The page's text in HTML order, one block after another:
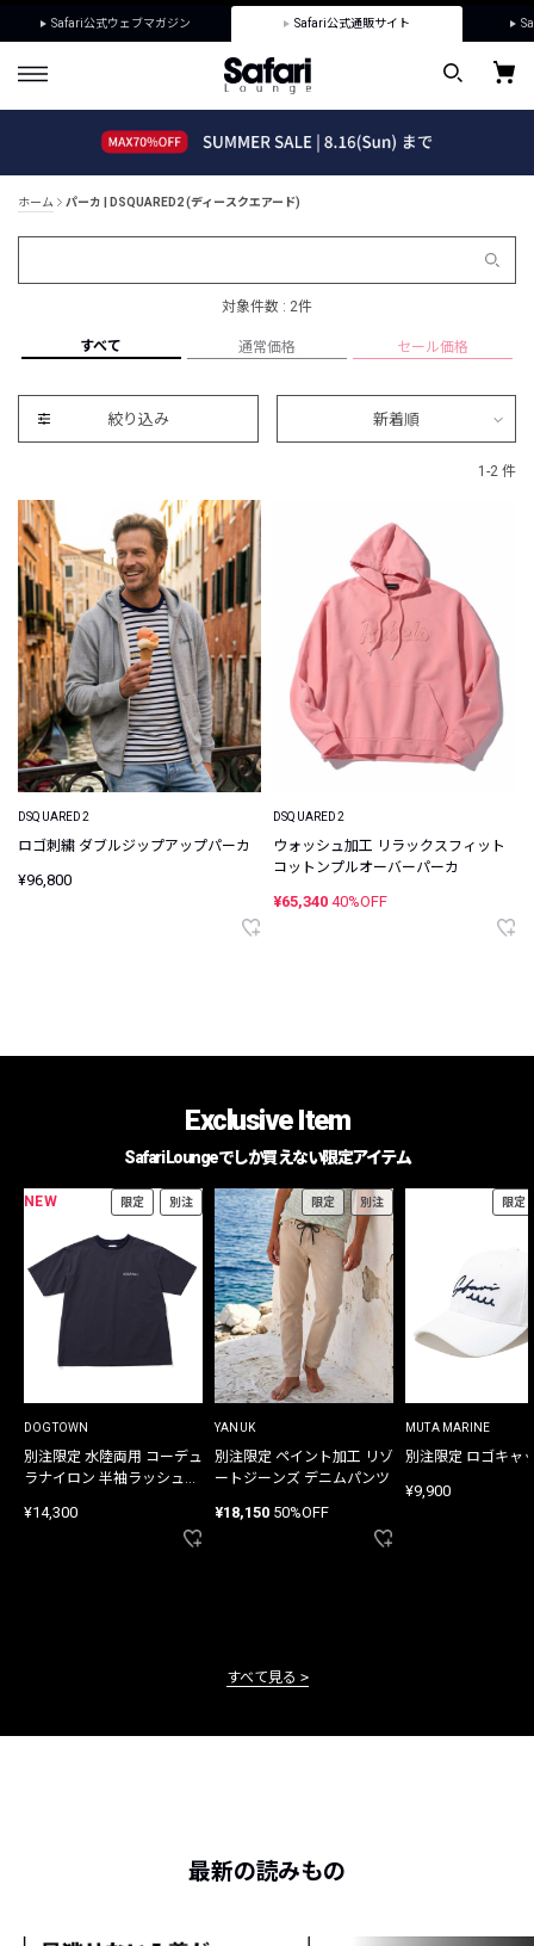
Safari公式ウェブマガジン Safari公式通販サイト
ホーム パーカ | DSQUARED2 (ディースクエアード)
対象件数 : 2件
すべて 通常価格 セール価格
絞り込み 新着順
1-2 件
DSQUARED2
ロゴ刺繍 ダブルジップアップパーカ
¥96,800
DSQUARED2
ウォッシュ加工 リラックスフィット
コットンプルオーバーパーカ
¥65,340 40%OFF
Exclusive Item
Safari Loungeでしか買えない限定アイテム
NEW 限定 別注
DOGTOWN
別注限定 水陸両用 コーデュ
ラナイロン 半袖ラッシュガ
¥14,300
限定 別注
YANUK
別注限定 ペイント加工 リゾ
ートジーンズ デニムパンツ
¥18,150 50%OFF
限定
MUTA MARINE
別注限定 ロゴキャ
¥9,900
すべて見る
最新の読みもの